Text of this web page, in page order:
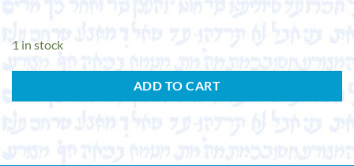
1 in stock
ADD TO CART